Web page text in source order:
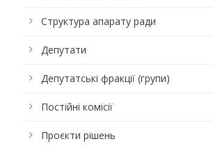
Структура апарату ради
Депутати
Депутатські фракції (групи)
Постійні комісії
Проєкти рішень